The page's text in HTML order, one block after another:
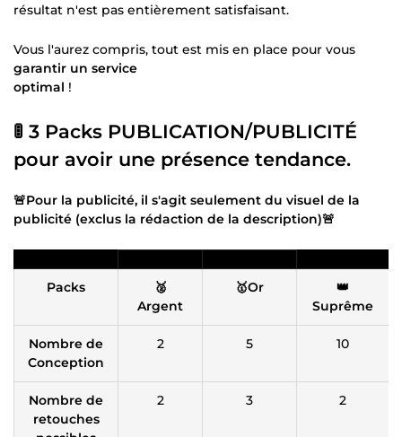
résultat n'est pas entièrement satisfaisant.
Vous l'aurez compris, tout est mis en place pour vous
garantir un service
optimal !
🚦 3 Packs PUBLICATION/PUBLICITÉ
pour avoir une présence tendance.
🚨Pour la publicité, il s'agit seulement du visuel de la
publicité (exclus la rédaction de la description)🚨
Packs
🥈
Argent
🥇Or
👑
Suprême
Nombre de
Conception
2 5 10
Nombre de
retouches
2 3 2